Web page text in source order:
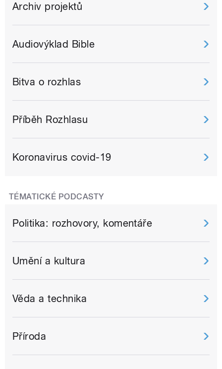
Archiv projektů
Audiovýklad Bible
Bitva o rozhlas
Příběh Rozhlasu
Koronavirus covid-19
TÉMATICKÉ PODCASTY
Politika: rozhovory, komentáře
Umění a kultura
Věda a technika
Příroda